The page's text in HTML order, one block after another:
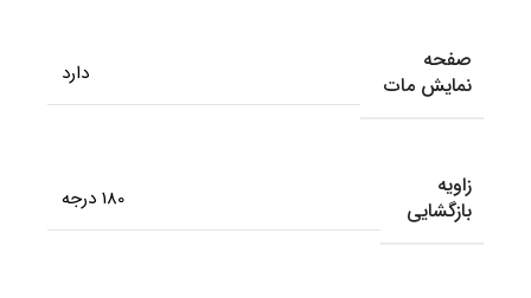
صفحه
نمایش مات
دارد
زاویه
بازگشایی
180 درجه